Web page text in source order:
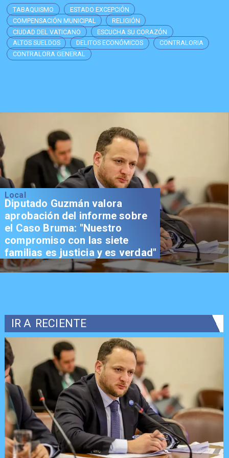
TABAQUISMO
ESTADO EXCEPCIÓN
COMPENSACIÓN MUNICIPAL
RELIGIÓN
CIUDAD DEL VATICANO
ESCUCHA SU CORAZÓN
ALTOS SUELDOS
DELITOS ECONÓMICOS
CONTRALORIA
CONTRALORA GENERAL
Local
Diputado Guzmán valora
aprobación del informe sobre
el Caso Bruma: "Nuestro
compromiso con las siete
familias es justicia y es verdad"
IR A RECIENTE